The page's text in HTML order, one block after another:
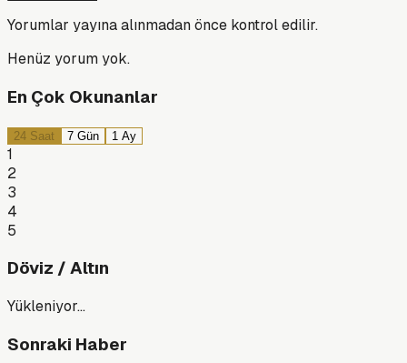
Yorumlar yayına alınmadan önce kontrol edilir.
Henüz yorum yok.
En Çok Okunanlar
24 Saat 7 Gün 1 Ay
1
2
3
4
5
Döviz / Altın
Yükleniyor…
Sonraki Haber